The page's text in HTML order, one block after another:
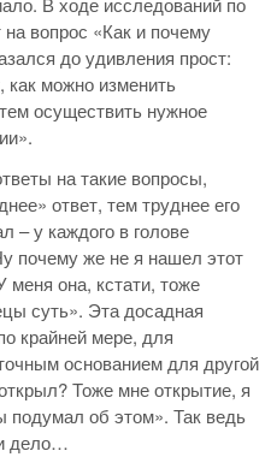
вопрос «Как и почему
до удивления прост:
можно изменить
осуществить нужное
на такие вопросы,
ответ, тем труднее его
– у каждого в голове
почему же не я нашел этот
меня она, кстати, тоже
суть». Эта досадная
крайней мере, для
основанием для другой
Тоже мне открытие, я
подумал об этом». Так ведь
дело…